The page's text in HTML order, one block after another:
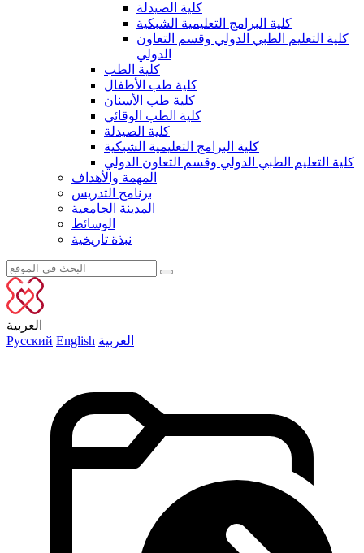
كلية الصيدلة
كلية البرامج التعليمية الشبكية
كلية التعليم الطبي الدولي وقسم التعاون
الدولي
كلية الطب
كلية طب الأطفال
كلية طب الأسنان
كلية الطب الوقائي
كلية الصيدلة
كلية البرامج التعليمية الشبكية
كلية التعليم الطبي الدولي وقسم التعاون الدولي
المهمة والأهداف
برنامج التدريس
المدينة الجامعية
الوسائط
نبذة تاريخية
العربية
Русский English العربية